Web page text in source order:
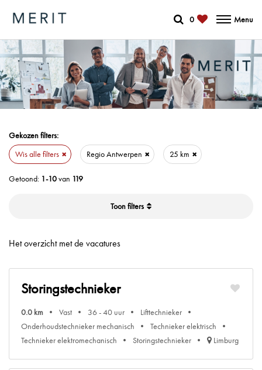
0 Menu
Gekozen filters:
Wis alle filters
Regio Antwerpen 25 km
Getoond: 1-10van 119
filters
Het overzicht met de vacatures
Storingstechnieker
0.0 km Vast 36 - 40 uur
Lifttechnieker
Onderhoudstechnieker mechanisch
Technieker elektrisch
Technieker elektromechanisch
Storingstechnieker Limburg